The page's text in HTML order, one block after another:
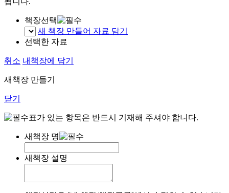
책장선택
새 책장 만들어 자료 담기
선택한 자료
취소 내책장에 담기
새책장 만들기
닫기
표가 있는 항목은 반드시 기재해 주셔야 합니다.
새책장 명
새책장 설명